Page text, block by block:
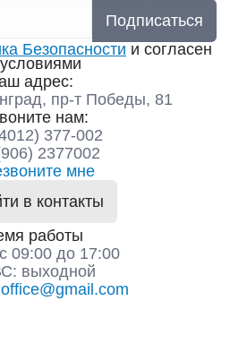
Подписаться
Безопасности и согласен
адрес:
пр-т Победы, 81
нам:
377-002
2377002
мне
в контакты
работы
09:00 до 17:00
выходной